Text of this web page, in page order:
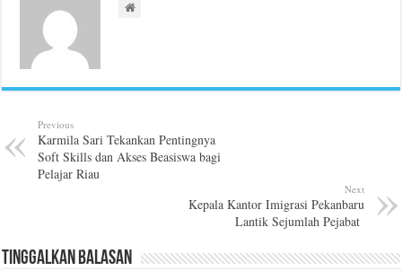
Previous
Karmila Sari Tekankan Pentingnya
Soft Skills dan Akses Beasiswa bagi
Pelajar Riau
Next
Kepala Kantor Imigrasi Pekanbaru
Lantik Sejumlah Pejabat
Tinggalkan Balasan